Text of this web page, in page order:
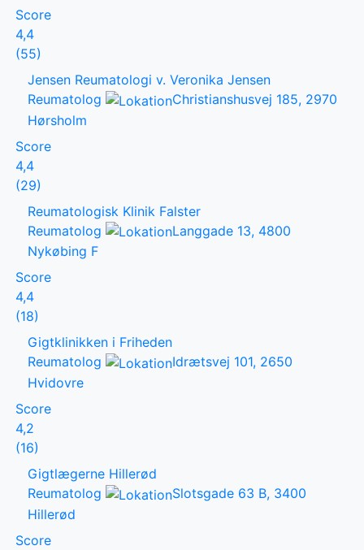
Score
4,4
(55)
Jensen Reumatologi v. Veronika Jensen
Reumatolog
Christianshusvej 185, 2970
Hørsholm
Score
4,4
(29)
Reumatologisk Klinik Falster
Reumatolog
Langgade 13, 4800
Nykøbing F
Score
4,4
(18)
Gigtklinikken i Friheden
Reumatolog
Idrætsvej 101, 2650
Hvidovre
Score
4,2
(16)
Gigtlægerne Hillerød
Reumatolog
Slotsgade 63 B, 3400
Hillerød
Score